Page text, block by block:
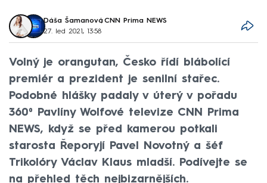
Dáša Šamanová, CNN Prima NEWS
27. led 2021, 13:58
Volný je orangutan, Česko řídí blábolící
premiér a prezident je senilní stařec.
Podobné hlášky padaly v úterý v pořadu
360⁰ Pavlíny Wolfové televize CNN Prima
NEWS, když se před kamerou potkali
starosta Řeporyjí Pavel Novotný a šéf
Trikolóry Václav Klaus mladší. Podívejte se
na přehled těch nejbizarnějších.